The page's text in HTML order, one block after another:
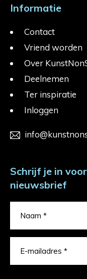
Informatie
Contact
Vriend worden
Over
Deelnemen
Ter inspiratie
Inloggen
Schrijf je in
nieuwsbrief